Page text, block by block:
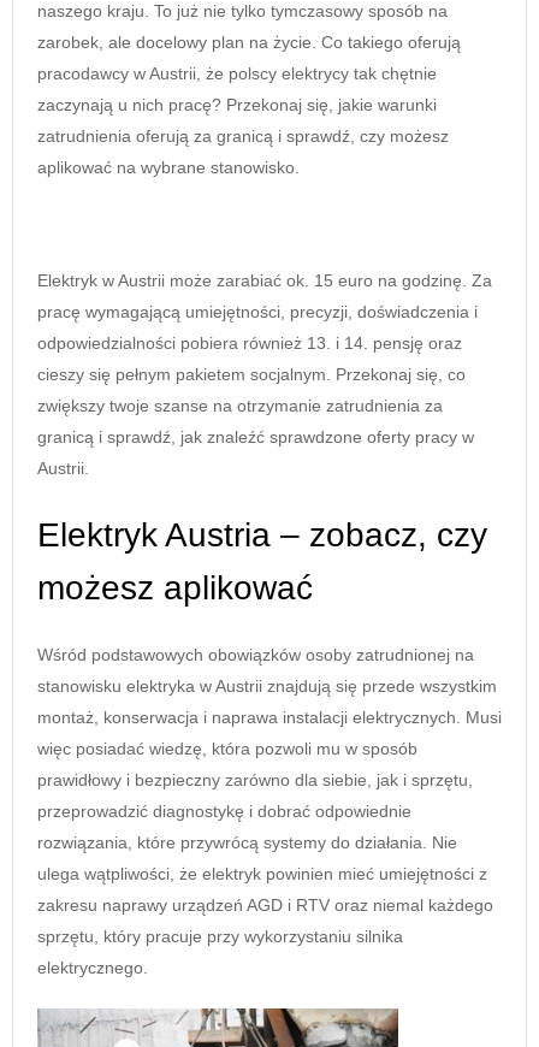
naszego kraju. To już nie tylko tymczasowy sposób na
zarobek, ale docelowy plan na życie. Co takiego oferują
pracodawcy w Austrii, że polscy elektrycy tak chętnie
zaczynają u nich pracę? Przekonaj się, jakie warunki
zatrudnienia oferują za granicą i sprawdź, czy możesz
aplikować na wybrane stanowisko.
Elektryk w Austrii może zarabiać ok. 15 euro na godzinę. Za
pracę wymagającą umiejętności, precyzji, doświadczenia i
odpowiedzialności pobiera również 13. i 14. pensję oraz
cieszy się pełnym pakietem socjalnym. Przekonaj się, co
zwiększy twoje szanse na otrzymanie zatrudnienia za
granicą i sprawdź, jak znaleźć sprawdzone oferty pracy w
Austrii.
Elektryk Austria – zobacz, czy
możesz aplikować
Wśród podstawowych obowiązków osoby zatrudnionej na
stanowisku elektryka w Austrii znajdują się przede wszystkim
montaż, konserwacja i naprawa instalacji elektrycznych. Musi
więc posiadać wiedzę, która pozwoli mu w sposób
prawidłowy i bezpieczny zarówno dla siebie, jak i sprzętu,
przeprowadzić diagnostykę i dobrać odpowiednie
rozwiązania, które przywrócą systemy do działania. Nie
ulega wątpliwości, że elektryk powinien mieć umiejętności z
zakresu naprawy urządzeń AGD i RTV oraz niemal każdego
sprzętu, który pracuje przy wykorzystaniu silnika
elektrycznego.